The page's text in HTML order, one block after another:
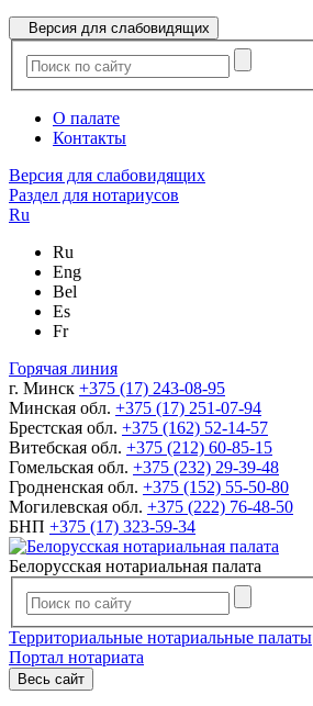
Версия для слабовидящих
О палате
Контакты
Версия для слабовидящих
Раздел для нотариусов
Ru
Ru
Eng
Bel
Es
Fr
Горячая линия
г. Минск +375 (17) 243-08-95
Минская обл. +375 (17) 251-07-94
Брестская обл. +375 (162) 52-14-57
Витебская обл. +375 (212) 60-85-15
Гомельская обл. +375 (232) 29-39-48
Гродненская обл. +375 (152) 55-50-80
Могилевская обл. +375 (222) 76-48-50
БНП +375 (17) 323-59-34
Белорусская нотариальная палата
Территориальные нотариальные палаты
Портал нотариата
Весь сайт